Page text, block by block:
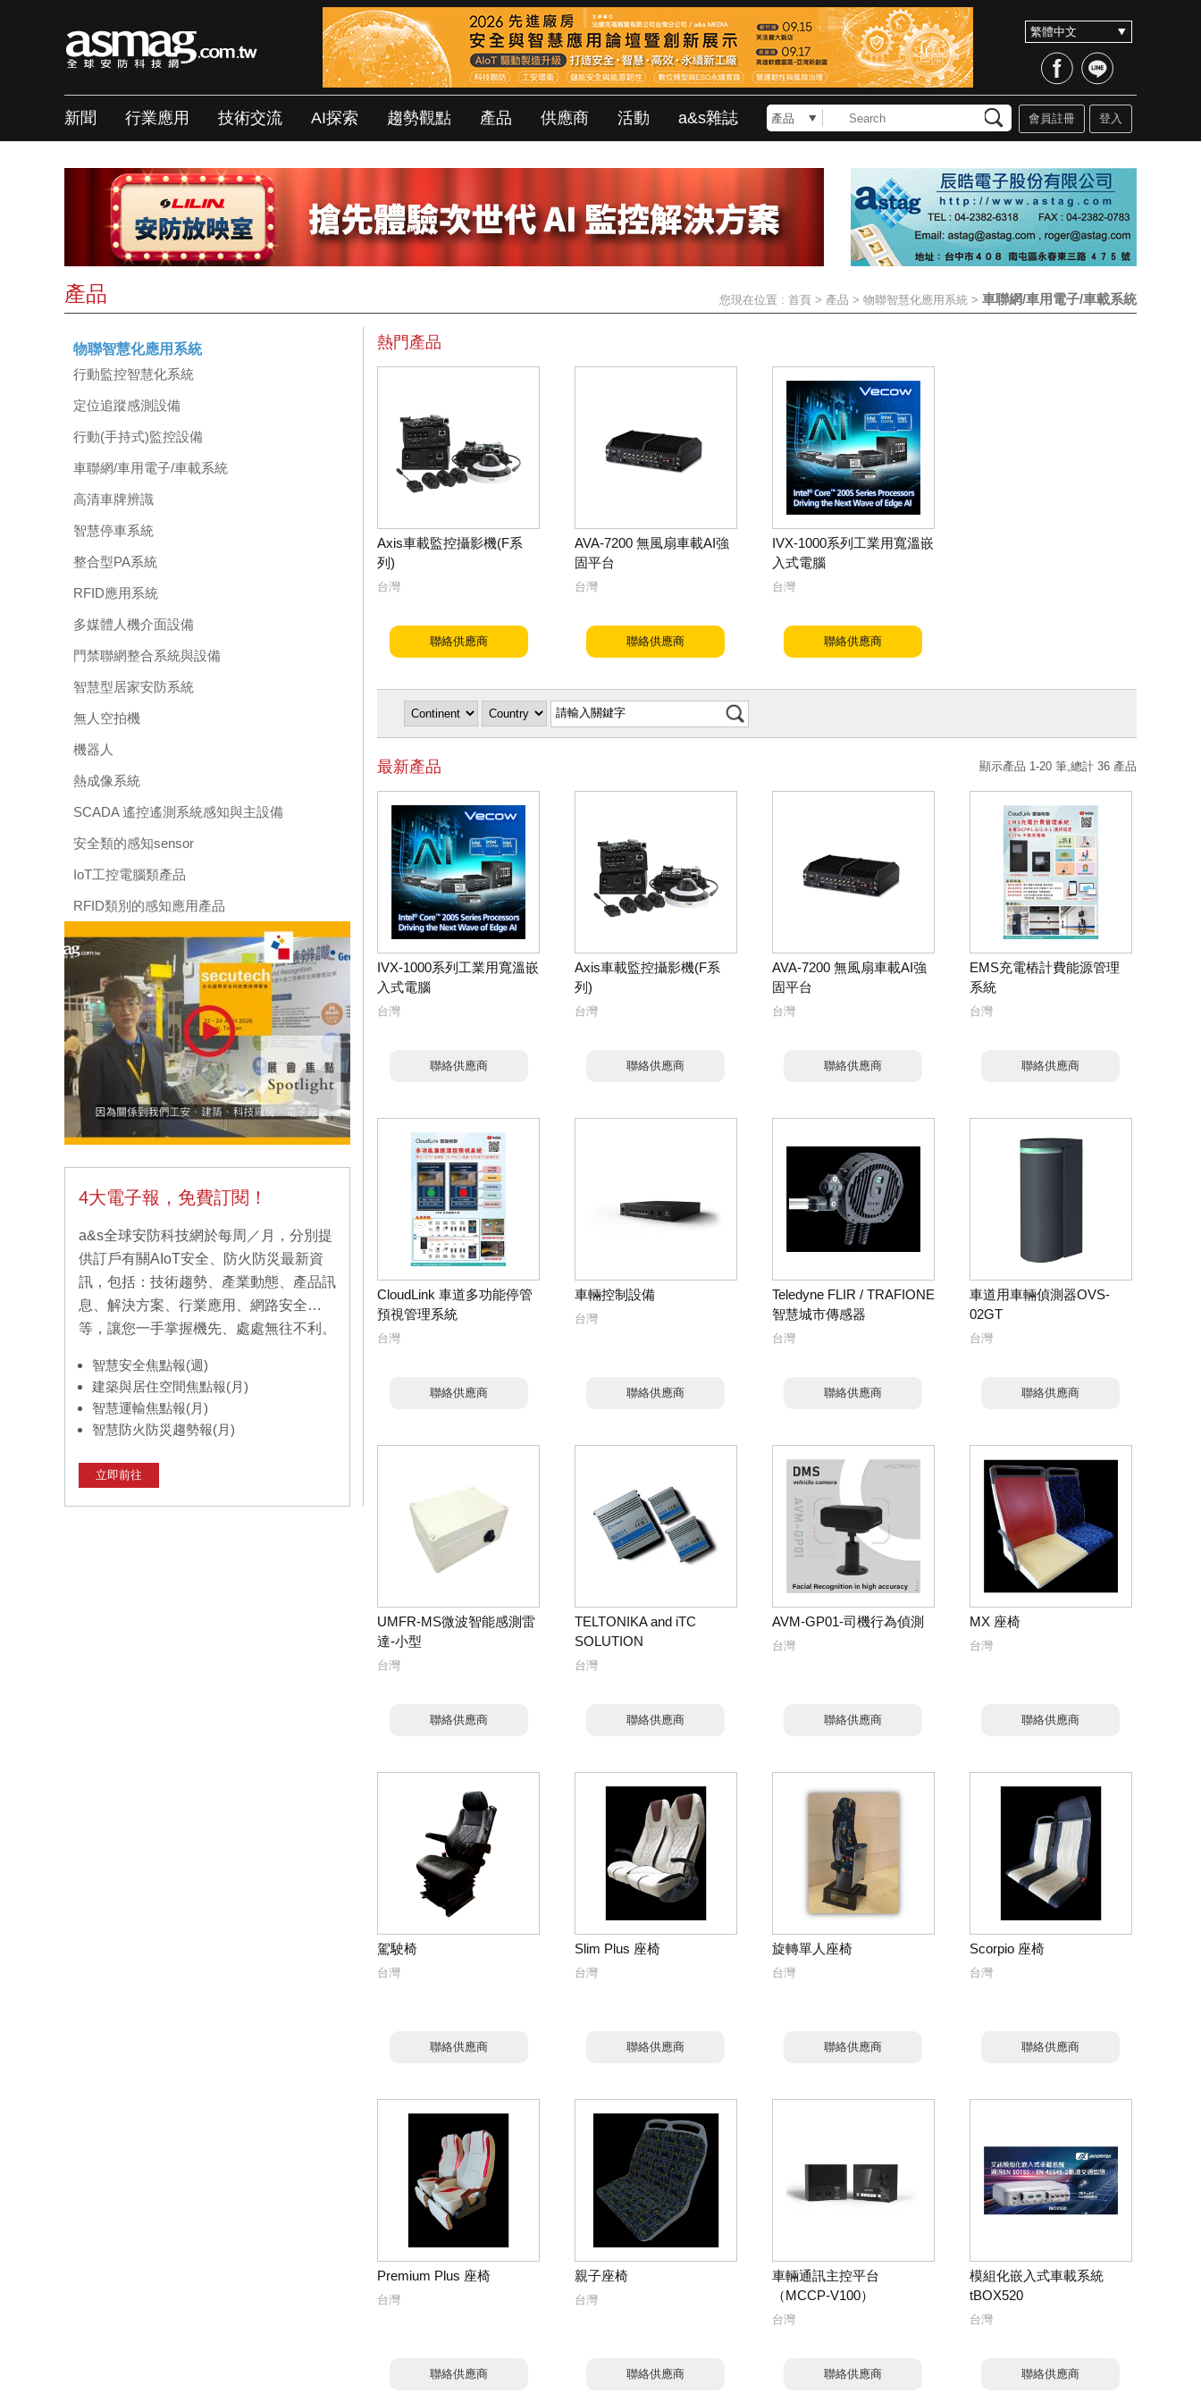
新聞 行業應用 技術交流 AI探索 趨勢觀點 產品 供應商 活動 a&s雜誌 登入
會員註冊
您現在位置 : 首頁 > 產品 > 物聯智慧化應用系統 > 車聯網/車用電子/車載系統
產品
物聯智慧化應用系統
行動監控智慧化系統
定位追蹤感測設備
行動(手持式)監控設備
車聯網/車用電子/車載系統
高清車牌辨識
智慧停車系統
整合型PA系統
RFID應用系統
多媒體人機介面設備
門禁聯網整合系統與設備
智慧型居家安防系統
無人空拍機
機器人
熱成像系統
SCADA 遙控遙測系統感知與主設備
安全類的感知sensor
IoT工控電腦類產品
RFID類別的感知應用產品
4大電子報，免費訂閱！
a&s全球安防科技網於每周／月，分別提
供訂戶有關AIoT安全、防火防災最新資
訊，包括：技術趨勢、產業動態、產品訊
息、解決方案、行業應用、網路安全…
等，讓您一手掌握機先、處處無往不利。
智慧安全焦點報(週)
建築與居住空間焦點報(月)
智慧運輸焦點報(月)
智慧防火防災趨勢報(月)
立即前往
熱門產品
Axis車載監控攝影機(F系
列)
台灣
聯絡供應商
AVA-7200 無風扇車載AI強
固平台
台灣
聯絡供應商
IVX-1000系列工業用寬溫嵌
入式電腦
台灣
聯絡供應商
最新產品 顯示產品 1-20 筆,總計 36 產品
IVX-1000系列工業用寬溫嵌
入式電腦
台灣
聯絡供應商
Axis車載監控攝影機(F系
列)
台灣
聯絡供應商
AVA-7200 無風扇車載AI強
固平台
台灣
聯絡供應商
EMS充電樁計費能源管理
系統
台灣
聯絡供應商
CloudLink 車道多功能停管
預視管理系統
台灣
聯絡供應商
車輛控制設備
台灣
聯絡供應商
Teledyne FLIR / TRAFIONE
智慧城市傳感器
台灣
聯絡供應商
車道用車輛偵測器OVS-
02GT
台灣
聯絡供應商
UMFR-MS微波智能感測雷
達-小型
台灣
聯絡供應商
TELTONIKA and iTC
SOLUTION
台灣
聯絡供應商
AVM-GP01-司機行為偵測
台灣
聯絡供應商
MX 座椅
台灣
聯絡供應商
駕駛椅
台灣
聯絡供應商
Slim Plus 座椅
台灣
聯絡供應商
旋轉單人座椅
台灣
聯絡供應商
Scorpio 座椅
台灣
聯絡供應商
Premium Plus 座椅
台灣
聯絡供應商
親子座椅
台灣
聯絡供應商
車輛通訊主控平台
（MCCP-V100）
台灣
聯絡供應商
模組化嵌入式車載系統
tBOX520
台灣
聯絡供應商